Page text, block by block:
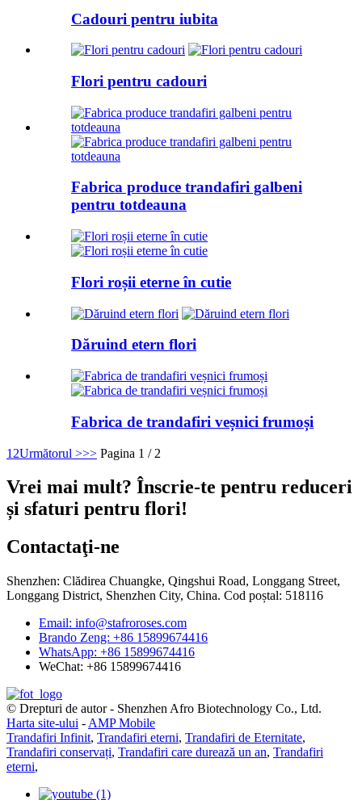
Cadouri pentru iubita
Flori pentru cadouri
Fabrica produce trandafiri galbeni
pentru totdeauna
Flori roșii eterne în cutie
Dăruind etern flori
Fabrica de trandafiri veșnici frumoși
1 2Următorul >>> Pagina 1 / 2
Vrei mai mult? Înscrie-te pentru reduceri
și sfaturi pentru flori!
Contactaţi-ne
Shenzhen: Clădirea Chuangke, Qingshui Road, Longgang Street,
Longgang District, Shenzhen City, China. Cod poștal: 518116
Email: info@stafroroses.com
Brando Zeng: +86 15899674416
WhatsApp: +86 15899674416
WeChat: +86 15899674416
© Drepturi de autor - Shenzhen Afro Biotechnology Co., Ltd.
Harta site-ului - AMP Mobile
Trandafiri Infinit, Trandafiri eterni, Trandafiri de Eternitate,
Trandafiri conservați, Trandafiri care durează un an, Trandafiri
eterni,